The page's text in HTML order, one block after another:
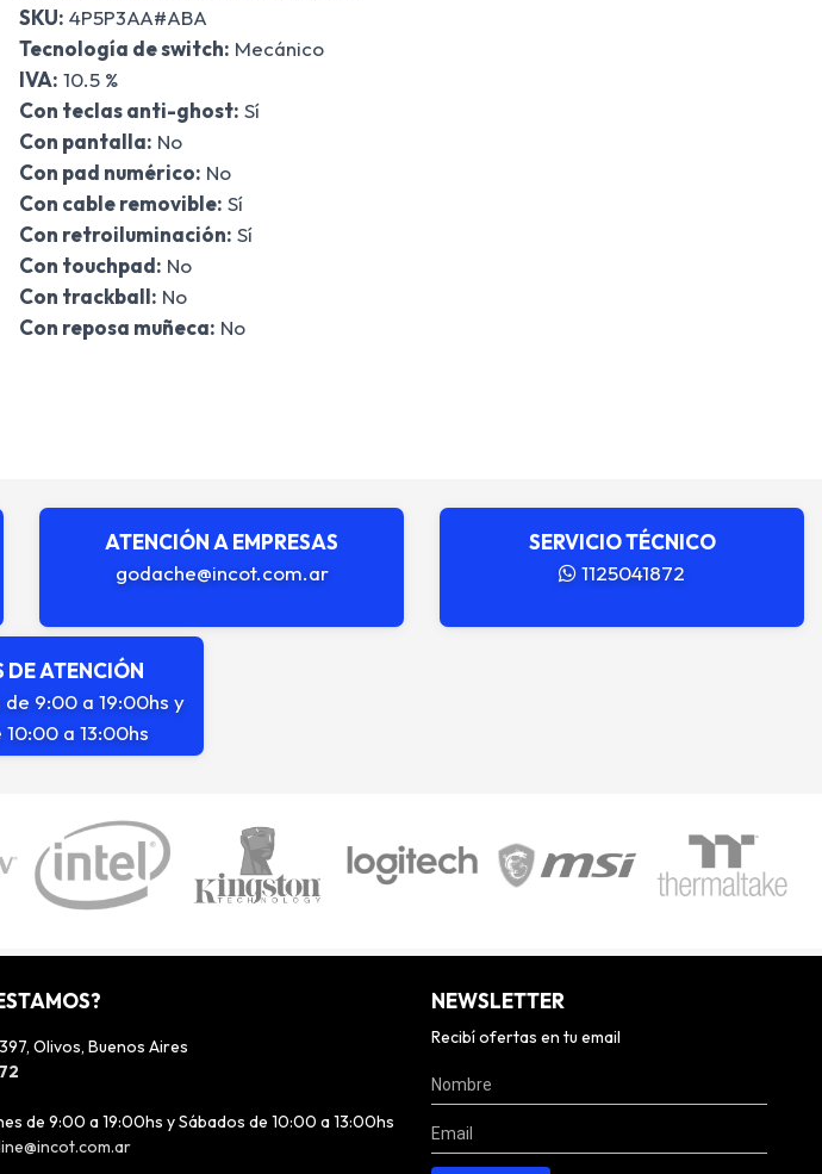
SKU: 4P5P3AA#ABA
Tecnología de switch: Mecánico
IVA: 10.5 %
Con teclas anti-ghost: Sí
Con pantalla: No
Con pad numérico: No
Con cable removible: Sí
Con retroiluminación: Sí
Con touchpad: No
Con trackball: No
Con reposa muñeca: No
ATENCIÓN A EMPRESAS
godache@incot.com.ar
SERVICIO TÉCNICO
1125041872
DE ATENCIÓN
9:00 a 19:00hs y
a 13:00hs
Olivos, Buenos Aires
de 9:00 a 19:00hs y Sábados de 10:00 a 13:00hs
NEWSLETTER
Recibí ofertas en tu email